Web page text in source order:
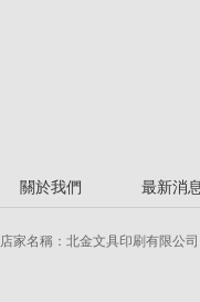
關於我們 最新消息
店家名稱：北金文具印刷有限公